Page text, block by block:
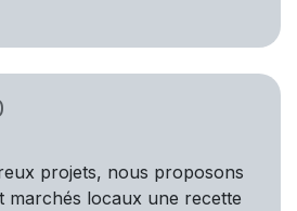
projets, nous proposons
marchés locaux une recette